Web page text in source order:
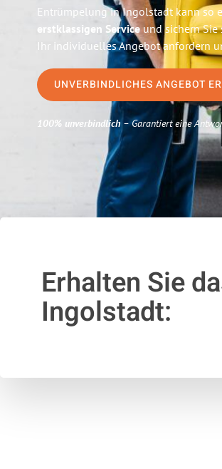
Entrümpelung in Ingolstadt kann so
erstklassigen Serviceund sichern Sie
Ihr individuelles Angebot anfordern
UNVERBINDLICHES ANGEBOT
100% unverbindlich– Garantiert eine
Erhalten Sie
Ingolstadt: